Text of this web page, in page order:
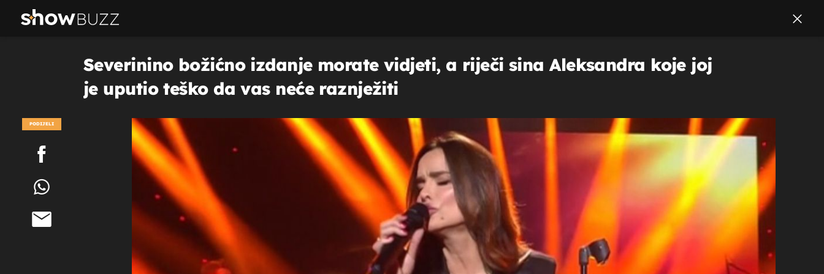
Severinino božićno izdanje morate vidjeti, a riječi sina Aleksandra koje joj
je uputio teško da vas neće raznježiti
PODIJELI
POGLEDAJ